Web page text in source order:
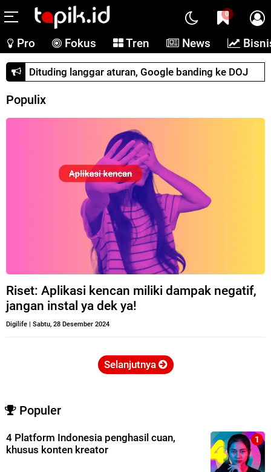
0
Pro Fokus Tren News
Dituding langgar aturan, Google banding ke DOJ
Populix
Riset: Aplikasi kencan miliki dampak negatif,
jangan instal ya dek ya!
Digilife | Sabtu, 28 Desember 2024
Selanjutnya
Populer
4 Platform Indonesia penghasil cuan,
khusus konten kreator